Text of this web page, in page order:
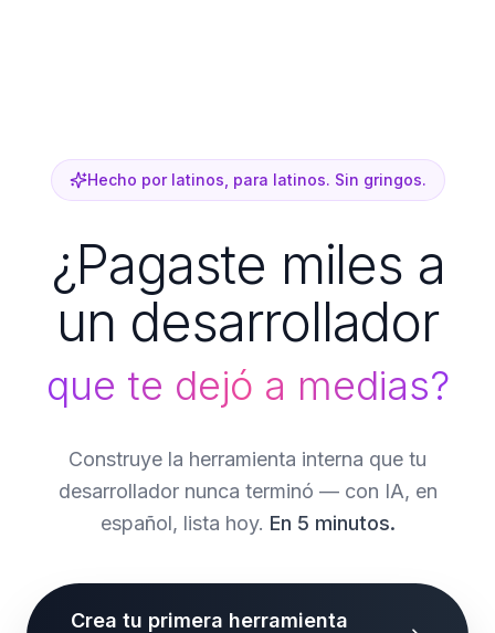
Hecho por latinos, para latinos. Sin gringos.
¿Pagaste miles a
un desarrollador
que te dejó a medias?
Construye la herramienta interna que tu
desarrollador nunca terminó — con IA, en
español, lista hoy. En 5 minutos.
Crea tu primera herramienta